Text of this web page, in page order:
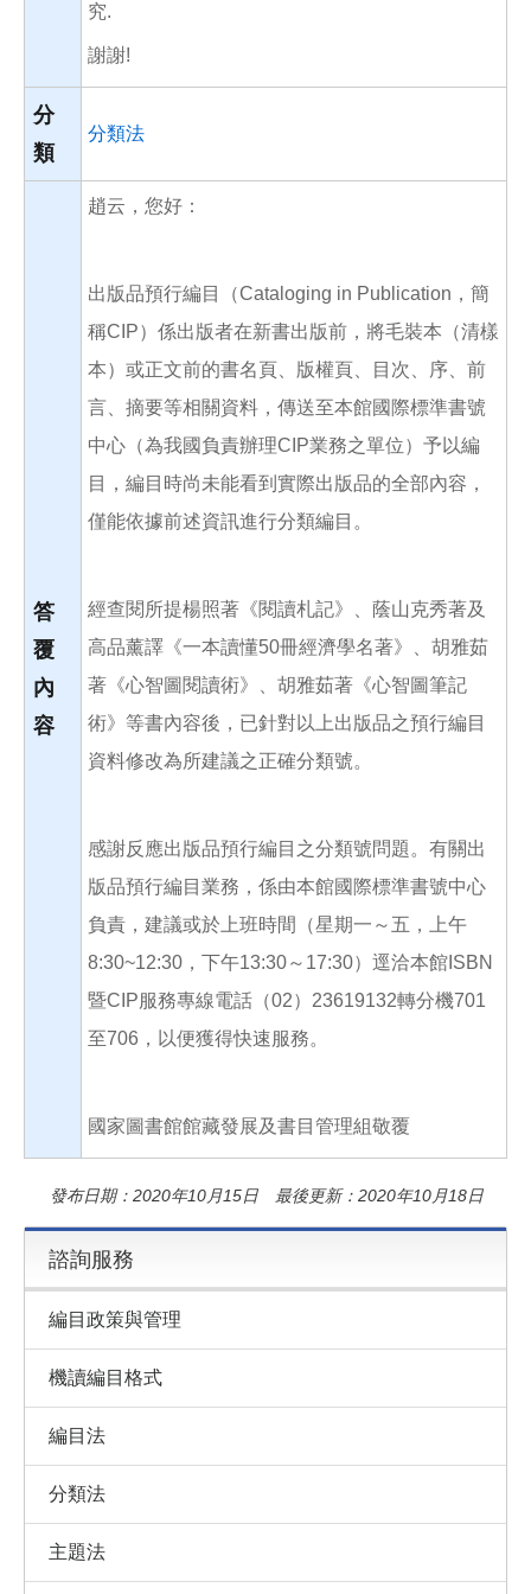
究.
謝謝!
分
類
分類法
答
覆
內
容
趙云，您好：
出版品預行編目（Cataloging in Publication，簡
稱CIP）係出版者在新書出版前，將毛裝本（清樣
本）或正文前的書名頁、版權頁、目次、序、前
言、摘要等相關資料，傳送至本館國際標準書號
中心（為我國負責辦理CIP業務之單位）予以編
目，編目時尚未能看到實際出版品的全部內容，
僅能依據前述資訊進行分類編目。
經查閱所提楊照著《閱讀札記》、蔭山克秀著及
高品薰譯《一本讀懂50冊經濟學名著》、胡雅茹
著《心智圖閱讀術》、胡雅茹著《心智圖筆記
術》等書內容後，已針對以上出版品之預行編目
資料修改為所建議之正確分類號。
感謝反應出版品預行編目之分類號問題。有關出
版品預行編目業務，係由本館國際標準書號中心
負責，建議或於上班時間（星期一～五，上午
8:30~12:30，下午13:30～17:30）逕洽本館ISBN
暨CIP服務專線電話（02）23619132轉分機701
至706，以便獲得快速服務。
國家圖書館館藏發展及書目管理組敬覆
發布日期：2020年10月15日 最後更新：2020年10月18日
諮詢服務
編目政策與管理
機讀編目格式
編目法
分類法
主題法